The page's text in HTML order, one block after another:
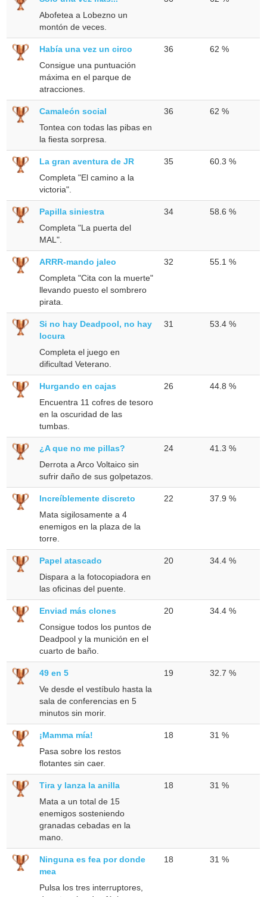
Abofetea a Lobezno un
montón de veces.
Había una vez un circo
Consigue una puntuación
máxima en el parque de
atracciones.
36 62 %
Camaleón social
Tontea con todas las pibas en
la fiesta sorpresa.
36 62 %
La gran aventura de JR
Completa "El camino a la
victoria".
35 60.3 %
Papilla siniestra
Completa "La puerta del
MAL".
34 58.6 %
ARRR-mando jaleo
Completa "Cita con la muerte"
llevando puesto el sombrero
pirata.
32 55.1 %
Si no hay Deadpool, no hay
locura
Completa el juego en
dificultad Veterano.
31 53.4 %
Hurgando en cajas
Encuentra 11 cofres de tesoro
en la oscuridad de las
tumbas.
26 44.8 %
¿A que no me pillas?
Derrota a Arco Voltaico sin
sufrir daño de sus golpetazos.
24 41.3 %
Increíblemente discreto
Mata sigilosamente a 4
enemigos en la plaza de la
torre.
22 37.9 %
Papel atascado
Dispara a la fotocopiadora en
las oficinas del puente.
20 34.4 %
Enviad más clones
Consigue todos los puntos de
Deadpool y la munición en el
cuarto de baño.
20 34.4 %
49 en 5
Ve desde el vestíbulo hasta la
sala de conferencias en 5
minutos sin morir.
19 32.7 %
¡Mamma mía!
Pasa sobre los restos
flotantes sin caer.
18 31 %
Tira y lanza la anilla
Mata a un total de 15
enemigos sosteniendo
granadas cebadas en la
mano.
18 31 %
Ninguna es fea por donde
mea
Pulsa los tres interruptores,
18 31 %